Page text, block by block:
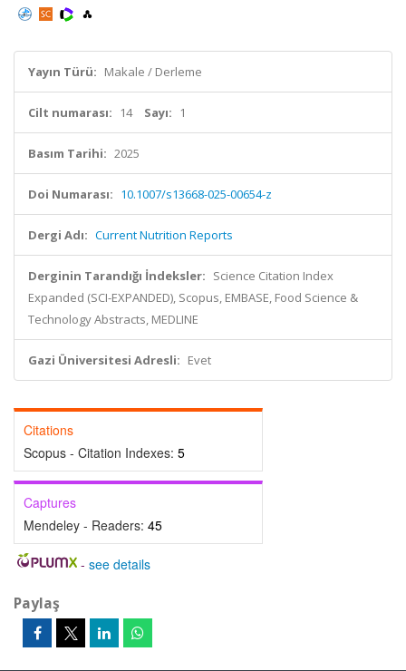
Yayın Türü: Makale / Derleme
Cilt numarası: 14 Sayı: 1
Basım Tarihi: 2025
Doi Numarası: 10.1007/s13668-025-00654-z
Dergi Adı: Current Nutrition Reports
Derginin Tarandığı İndeksler: Science Citation Index
Expanded (SCI-EXPANDED), Scopus, EMBASE, Food Science &
Technology Abstracts, MEDLINE
Gazi Üniversitesi Adresli: Evet
Citations
Scopus - Citation Indexes: 5
Captures
Mendeley - Readers: 45
- see details
Paylaş